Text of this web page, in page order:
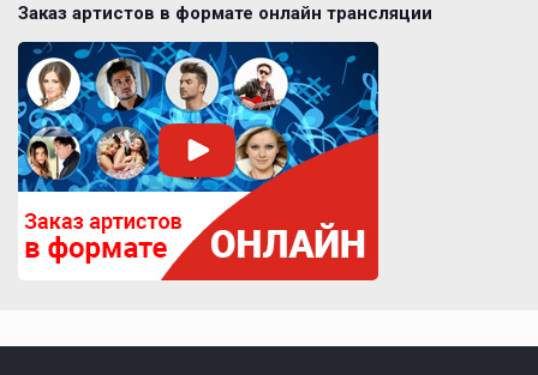
Заказ артистов в формате онлайн трансляции